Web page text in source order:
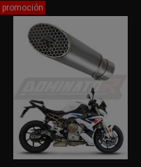
promoción